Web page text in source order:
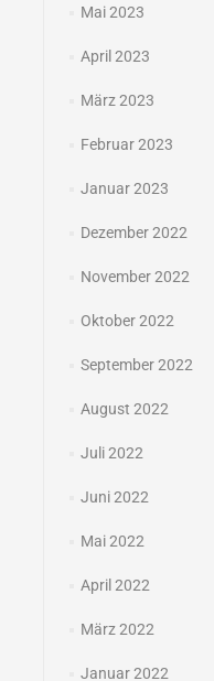
Mai 2023
April 2023
März 2023
Februar 2023
Januar 2023
Dezember 2022
November 2022
Oktober 2022
September 2022
August 2022
Juli 2022
Juni 2022
Mai 2022
April 2022
März 2022
Januar 2022